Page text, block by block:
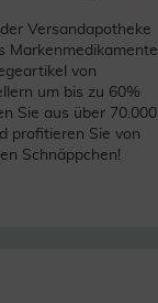
Versandapotheke
Markenmedikamente
von
um bis zu 60%
Sie aus über 70.000
profitieren Sie von
Schnäppchen!